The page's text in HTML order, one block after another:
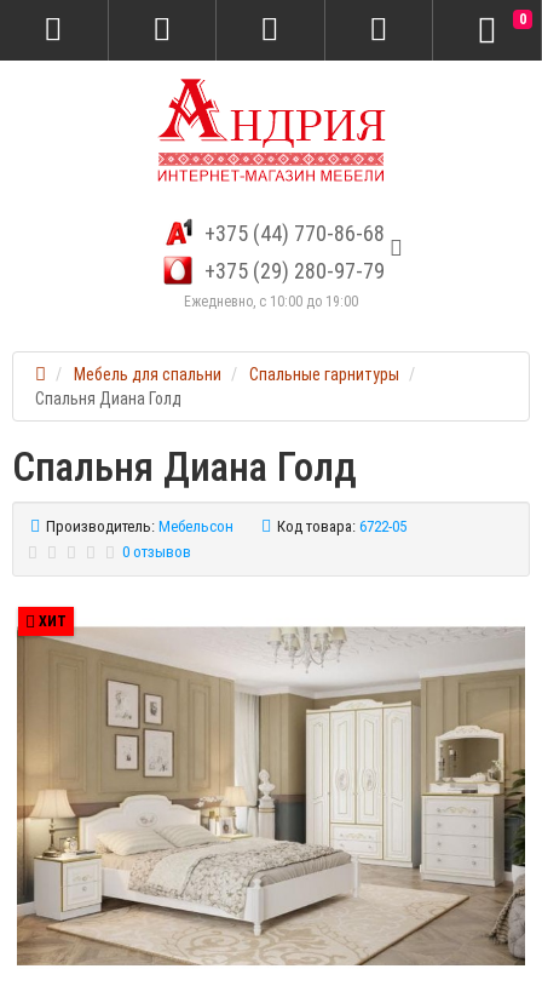
+375 (44) 770-86-68
+375 (29) 280-97-79
Ежедневно, с 10:00 до 19:00
0
Мебель для спальни
Спальные гарнитуры
Спальня Диана Голд
Спальня Диана Голд
Производитель: Мебельсон Код товара: 6722-05
0 отзывов
ХИТ